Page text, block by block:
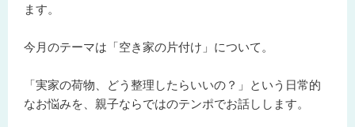
ます。
今月のテーマは「空き家の片付け」について。
「実家の荷物、どう整理したらいいの？」という日常的
なお悩みを、親子ならではのテンポでお話しします。